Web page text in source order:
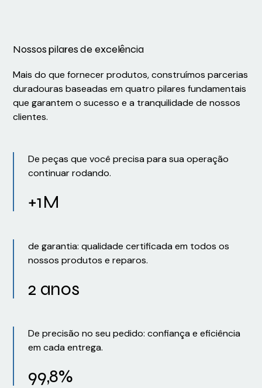
Nossos pilares de excelência
Mais do que fornecer produtos, construímos parcerias
duradouras baseadas em quatro pilares fundamentais
que garantem o sucesso e a tranquilidade de nossos
clientes.
De peças que você precisa para sua operação
continuar rodando.
+1M
de garantia: qualidade certificada em todos os
nossos produtos e reparos.
2 anos
De precisão no seu pedido: confiança e eficiência
em cada entrega.
99,8%